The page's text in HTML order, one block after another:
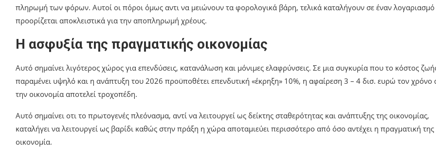
πληρωμή των φόρων. Αυτοί οι πόροι όμως αντι να μειώνουν τα φορολογικά βάρη, τελικά καταλήγουν σε έναν
προορίζεται αποκλειστικά για την αποπληρωμή χρέους.
Η ασφυξία της πραγματικής οικονομίας
Αυτό σημαίνει λιγότερος χώρος για επενδύσεις, κατανάλωση και μόνιμες ελαφρύνσεις. Σε μια συγκυρία που το κόστος
παραμένει υψηλό και η ανάπτυξη του 2026 προϋποθέτει επενδυτική «έκρηξη» 10%, η αφαίρεση 3 – 4 δισ. ευρώ τον χρόνο
την οικονομία αποτελεί τροχοπέδη.
Αυτό σημαίνει οτι το πρωτογενές πλεόνασμα, αντί να λειτουργεί ως δείκτης σταθερότητας και ανάπτυξης της οικονομίας,
καταλήγει να λειτουργεί ως βαρίδι καθώς στην πράξη η χώρα αποταμιεύει περισσότερο από όσο αντέχει η πραγματική της
οικονομία.